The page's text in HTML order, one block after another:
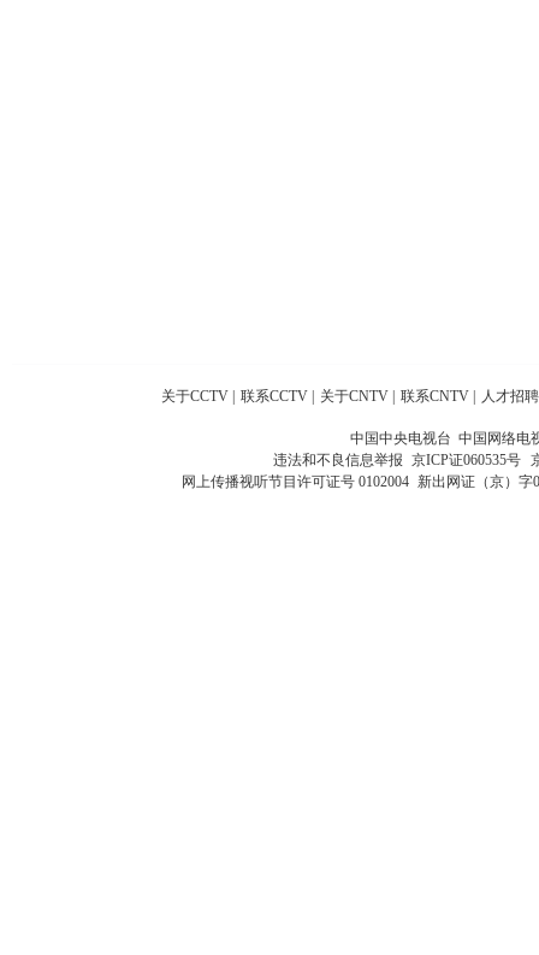
关于CCTV 联系CCTV 关于CNTV 联系CNTV 人才招聘
中国中央电视台 中国网络电
违法和不良信息举报 京ICP证060535号
网上传播视听节目许可证号 0102004 新出网证（京）